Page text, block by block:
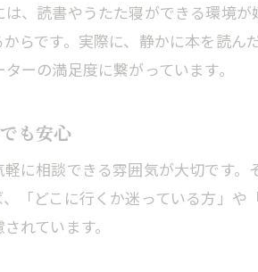
シンプルなメニューと通いや
シンプルなメニューで
美容室の通いやすい価格
価格と内容が分かりや
コストパフォーマンス
、読書やうたた寝ができる環境
らです。実際に、静かに本を読
ーの満足度に繋がっています。
も安心
に相談できる雰囲気が大切です
「どこに行くか迷っている方」
れています。